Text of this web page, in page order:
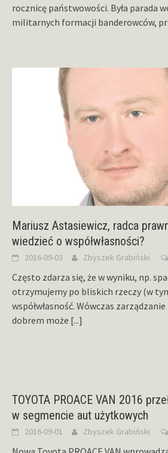
rocznicę państwowości. Była parada
militarnych formacji banderowców,
Mariusz Astasiewicz, radca
wiedzieć o współwłasności?
2016-09-03 Zbyszek Grabiński
Często zdarza się, że w wyniku, np.
otrzymujemy po bliskich rzeczy (w
współwłasność. Wówczas
dobrem może [...]
TOYOTA PROACE VAN 2016
w segmencie aut użytkowych
2016-09-01 Zbyszek Grabiński